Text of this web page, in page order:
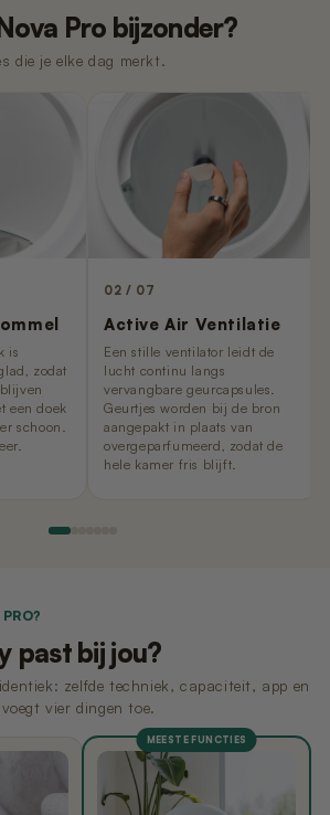
Pro bijzonder?
die je elke dag merkt.
is
zodat
een doek
schoon.
02 / 07
Active Air Ventilatie
Een stille ventilator leidt de
lucht continu langs
vervangbare geurcapsules.
Geurtjes worden bij de bron
aangepakt in plaats van
overgeparfumeerd, zodat de
hele kamer fris blijft.
past bij jou?
zelfde techniek, capaciteit, app en
vier dingen toe.
MEESTE FUNCTIES